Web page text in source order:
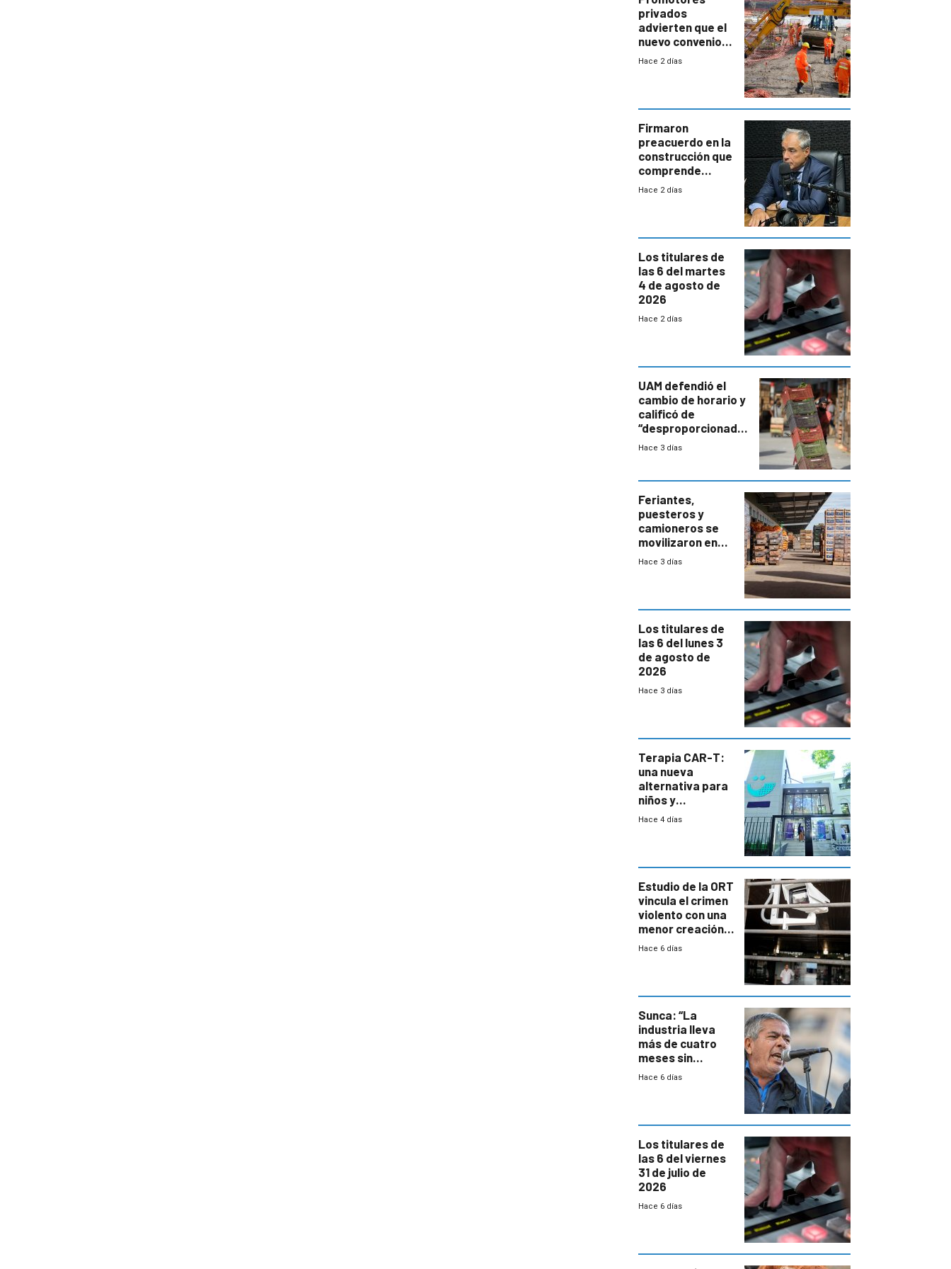
privados
advierten que el
nuevo convenio
de la
a revisar
proyectos
Hace 2 días
Firmaron
preacuerdo en la
construcción que
comprende
reducción
Hace 2 días
Los titulares de
las 6 del martes
4 de agosto de
2026
Hace 2 días
UAM defendió el
cambio de horario y
calificó de
“desproporcionado”
el bloqueo de
Hace 3 días
Feriantes,
puesteros y
camioneros se
movilizaron en
rechazo a
Hace 3 días
Los titulares de
las 6 del lunes 3
de agosto de
2026
Hace 3 días
Terapia CAR-T:
una nueva
alternativa para
niños y
adolescentes
Hace 4 días
Estudio de la ORT
vincula el crimen
violento con una
menor creación
de empresas
Hace 6 días
Sunca: “La
industria lleva
más de cuatro
meses sin
convenio
Hace 6 días
Los titulares de
las 6 del viernes
31 de julio de
2026
Hace 6 días